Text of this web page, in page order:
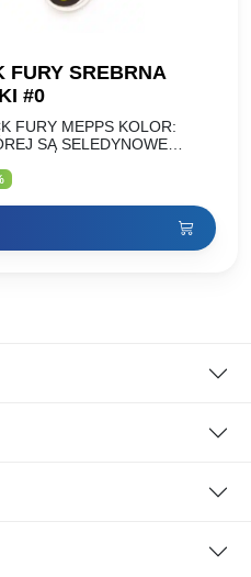
FURY SREBRNA
#0
FURY MEPPS KOLOR:
SĄ SELEDYNOWE